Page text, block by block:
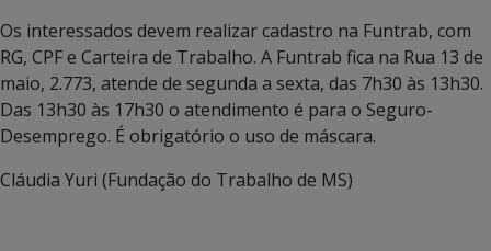
Os interessados devem realizar cadastro na Funtrab, com
RG, CPF e Carteira de Trabalho. A Funtrab fica na Rua 13 de
maio, 2.773, atende de segunda a sexta, das 7h30 às 13h30.
Das 13h30 às 17h30 o atendimento é para o Seguro-
Desemprego. É obrigatório o uso de máscara.
Cláudia Yuri (Fundação do Trabalho de MS)